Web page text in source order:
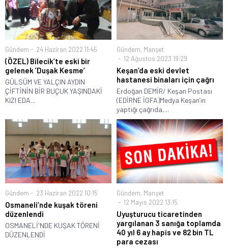
Gündem 24 Haziran 2022 11:45
(ÖZEL) Bilecik’te eski bir
gelenek ’Duşak Kesme’
GÜLSÜM VE YALÇIN AYDIN
ÇİFTİNİN BİR BUÇUK YAŞINDAKİ
KIZI EDA...
Gündem, Manşet
12 Ağustos 2023 19:29
Keşan’da eski devlet
hastanesi binaları için çağrı
Erdoğan DEMİR/ Keşan Postası
(EDİRNE İGFA)Medya Keşan’ın
yaptığı çağrıda,...
Gündem 23 Haziran 2022 10:15
Osmaneli’nde kuşak töreni
düzenlendi
OSMANELİ'NDE KUŞAK TÖRENİ
DÜZENLENDİ
Gündem, Manşet
12 Mayıs 2022 13:15
Uyuşturucu ticaretinden
yargılanan 3 sanığa toplamda
40 yıl 6 ay hapis ve 82 bin TL
para cezası